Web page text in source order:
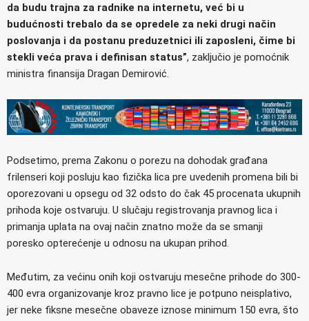
da budu trajna za radnike na internetu, već bi u
budućnosti trebalo da se opredele za neki drugi način
poslovanja i da postanu preduzetnici ili zaposleni, čime bi
stekli veća prava i definisan status”, zaključio je pomoćnik
ministra finansija Dragan Demirović.
Podsetimo, prema Zakonu o porezu na dohodak građana
frilenseri koji posluju kao fizička lica pre uvedenih promena bili bi
oporezovani u opsegu od 32 odsto do čak 45 procenata ukupnih
prihoda koje ostvaruju. U slučaju registrovanja pravnog lica i
primanja uplata na ovaj način znatno može da se smanji
poresko opterećenje u odnosu na ukupan prihod.
Međutim, za većinu onih koji ostvaruju mesečne prihode do 300-
400 evra organizovanje kroz pravno lice je potpuno neisplativo,
jer neke fiksne mesečne obaveze iznose minimum 150 evra, što